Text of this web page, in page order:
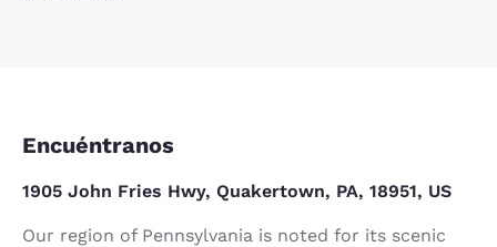
Encuéntranos
1905 John Fries Hwy, Quakertown, PA, 18951, US
Our region of Pennsylvania is noted for its scenic